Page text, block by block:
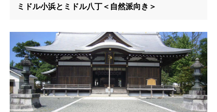
ミドル小浜とミドル八丁＜自然派向き＞